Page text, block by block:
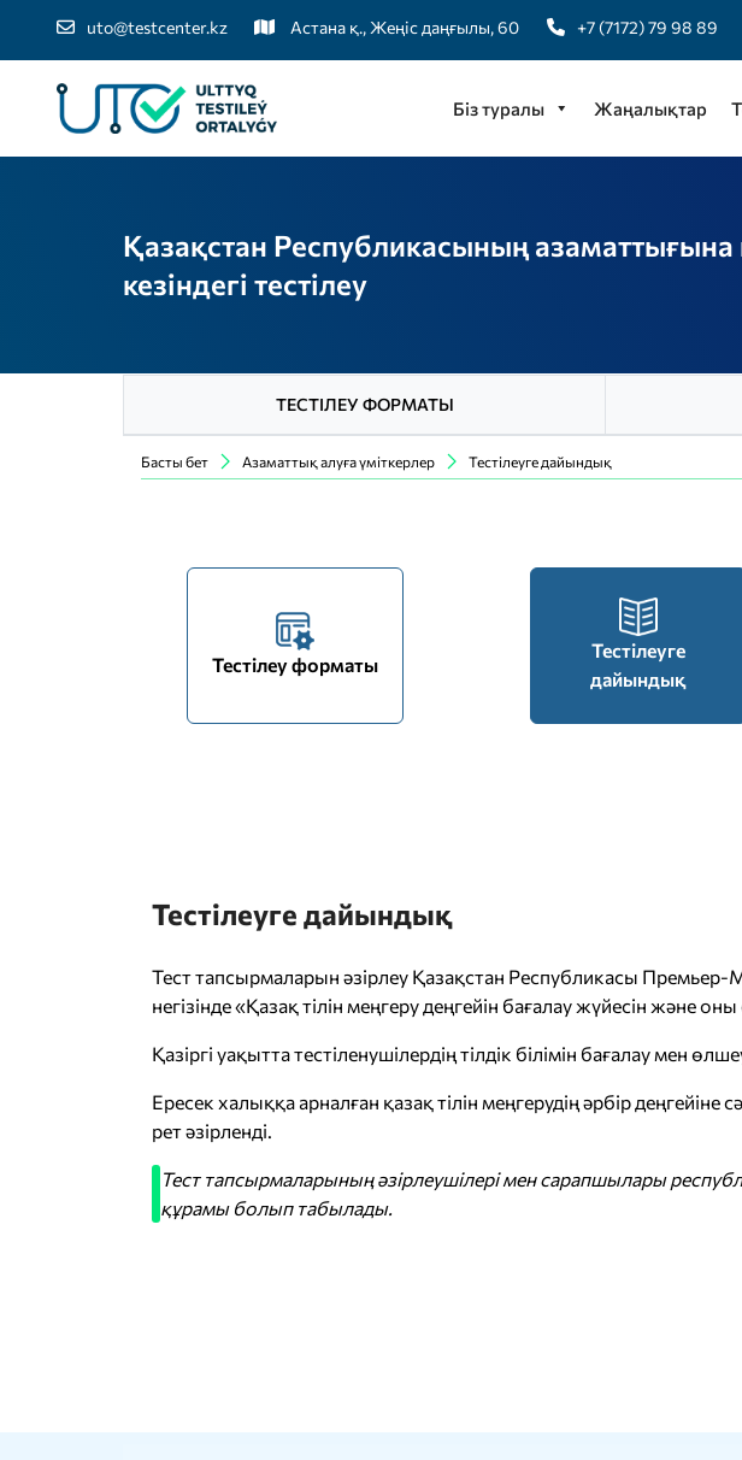
uto@testcenter.kz Астана қ., Жеңіс даңғылы, 60 +7 (7172) 79 98 89
Біз туралы Жаңалықтар
Қазақстан Республикасының
кезіндегі тестілеу
ТЕСТІЛЕУ ФОРМАТЫ
Басты бет Азаматтық алуға үміткерлер Тестілеуге дайындық
Тестілеу форматы
Тестілеуге
дайындық
Тестілеуге дайындық
Тест тапсырмаларын әзірлеу Қазақстан Республикасы
негізінде «Қазақ тілін меңгеру деңгейін бағалау жүйесін және
Қазіргі уақытта тестіленушілердің тілдік білімін бағалау мен
Ересек халыққа арналған қазақ тілін меңгерудің әрбір
рет әзірленді.
Тест тапсырмаларының әзірлеушілері мен сарапшылары
құрамы болып табылады.